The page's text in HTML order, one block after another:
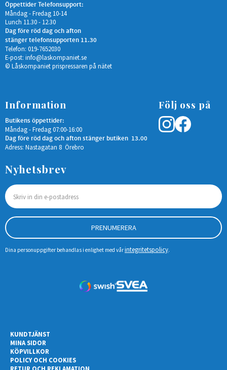
Öppettider Telefonsupport:
Måndag - Fredag 10-14
Lunch 11.30 - 12.30
Dag före röd dag och afton
stänger telefonsupporten 11.30
Telefon: 019-7652030
E-post: info@laskompaniet.se
© Låskompaniet prispressaren på nätet
Information
Butikens öppettider:
Måndag - Fredag 07:00-16:00
Dag före röd dag och afton stänger butiken 13.00
Adress: Nastagatan 8 Örebro
Följ oss på
Nyhetsbrev
PRENUMERERA
Dina personuppgifter behandlas i enlighet med vårintegritetspolicy.
KUNDTJÄNST
MINA SIDOR
KÖPVILLKOR
POLICY OCH COOKIES